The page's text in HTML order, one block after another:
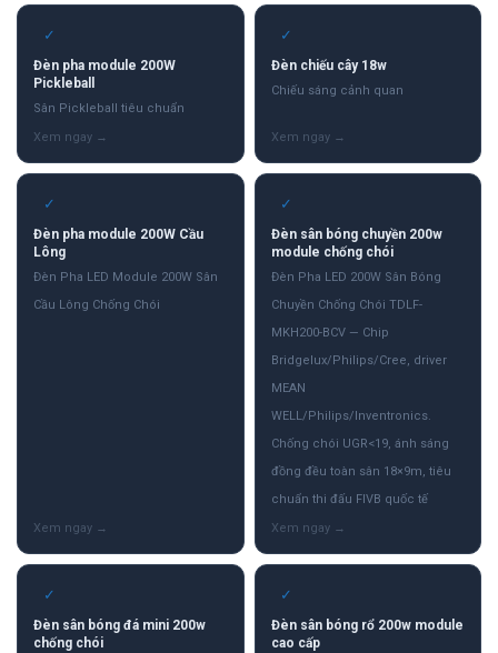
✓
Đèn pha module 200W
Pickleball
Sân Pickleball tiêu chuẩn
✓
Đèn chiếu cây 18w
Chiếu sáng cảnh quan
✓
Đèn pha module 200W Cầu
Lông
Đèn Pha LED Module 200W Sân
Cầu Lông Chống Chói
✓
Đèn sân bóng chuyền 200w
module chống chói
Đèn Pha LED 200W Sân Bóng
Chuyền Chống Chói TDLF-
MKH200-BCV — Chip
Bridgelux/Philips/Cree, driver
MEAN
WELL/Philips/Inventronics.
Chống chói UGR<19, ánh sáng
đồng đều toàn sân 18×9m, tiêu
chuẩn thi đấu FIVB quốc tế
✓
Đèn sân bóng đá mini 200w
chống chói
✓
Đèn sân bóng rổ 200w module
cao cấp